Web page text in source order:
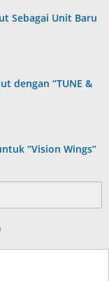
Sebagai Unit Baru
dengan “TUNE &
“Vision Wings”